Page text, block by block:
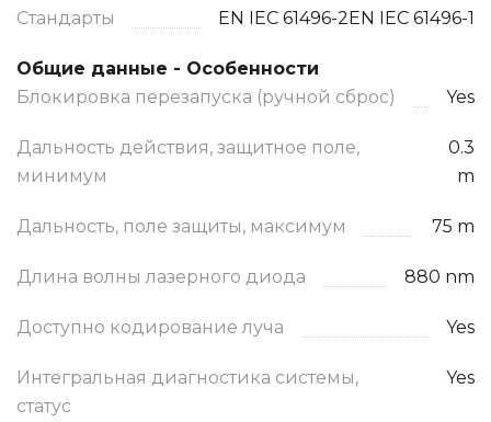
Стандарты EN IEC 61496-2EN IEC 61496-1
Общие данные - Особенности
Блокировка перезапуска (ручной сброс)
Yes
Дальность действия, защитное поле,
минимум
0.3
m
Дальность, поле защиты, максимум 75 m
Длина волны лазерного диода 880 nm
Доступно кодирование луча Yes
Интегральная диагностика системы,
статус
Yes